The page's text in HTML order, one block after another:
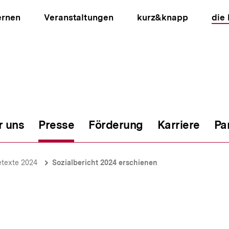
Veranstaltungen kurz&knapp die
uns Presse Förderung Karriere
2024 Sozialbericht 2024 erschienen